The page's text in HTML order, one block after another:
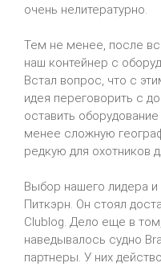
очень нелитературно.
Тем не менее, после
наш контейнер с
Встал вопрос, что с
идея переговорить с
оставить
менее сложную
редкую для охотников
Выбор нашего лидера и
Питкэрн. Он стоял
Clublog. Дело еще в
наведывалось судно
партнеры. У них